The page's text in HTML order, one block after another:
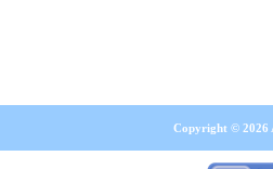
Copyright © 2026